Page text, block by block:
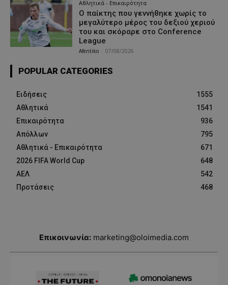
Αθλητικά - Επικαιρότητα
Ο παίκτης που γεννήθηκε χωρίς το
μεγαλύτερο μέρος του δεξιού χεριού
του και σκόραρε στο Conference
League
Afentiko 07/08/2026
POPULAR CATEGORIES
Ειδήσεις
1555
Αθλητικά
1541
Επικαιρότητα
936
Απόλλων
795
Αθλητικά - Επικαιρότητα
671
2026 FIFA World Cup
648
ΑΕΛ
542
Προτάσεις
468
Επικοινωνία: marketing@oloimedia.com